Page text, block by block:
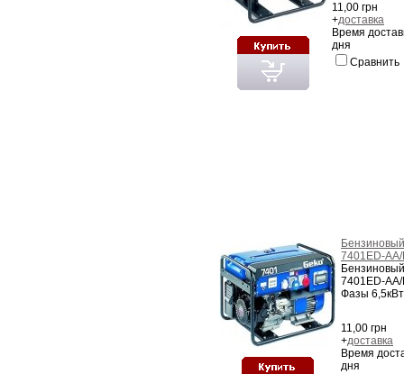
11,00 грн
+доставка
Время
дня
Сравнить
7401ED-AA/
7401ED-
Фазы
11,00 грн
+доставка
Время
дня